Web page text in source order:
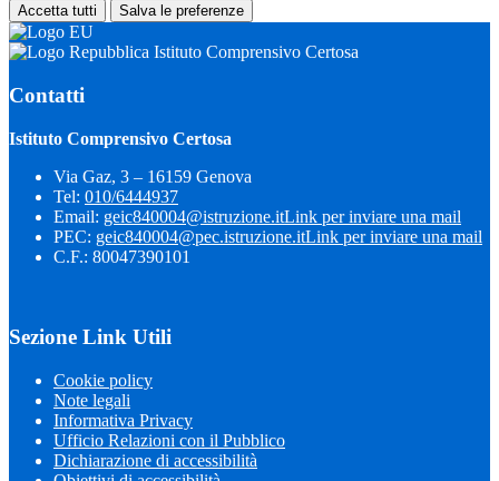
Accetta tutti Salva le preferenze
Istituto Comprensivo Certosa
Contatti
Istituto Comprensivo Certosa
Via Gaz, 3 – 16159 Genova
Tel: 010/6444937
Email: geic840004@istruzione.itLink per inviare una mail
PEC: geic840004@pec.istruzione.itLink per inviare una mail
C.F.: 80047390101
Sezione Link Utili
Cookie policy
Note legali
Informativa Privacy
Ufficio Relazioni con il Pubblico
Dichiarazione di accessibilità